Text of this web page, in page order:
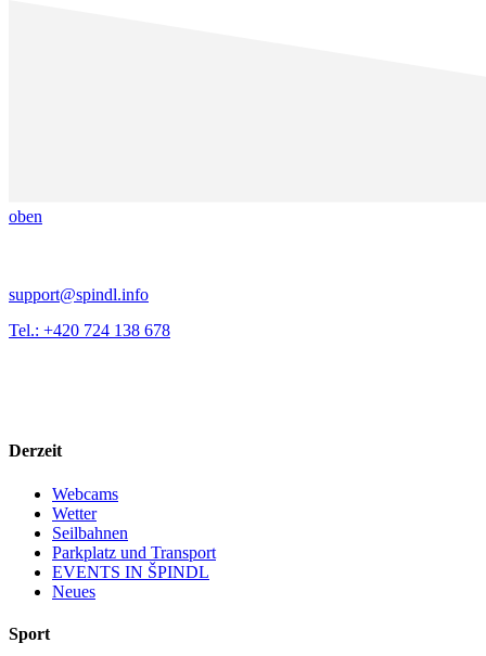
oben
support@spindl.info
Tel.: +420 724 138 678
Derzeit
Webcams
Wetter
Seilbahnen
Parkplatz und Transport
EVENTS IN ŠPINDL
Neues
Sport